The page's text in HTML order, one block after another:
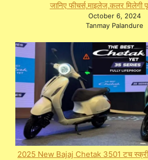
जानिए फीचर्स,माइलेज,कलर मिलेगी
October 6, 2024
Tanmay Palandure
2025 New Bajaj Chetak 3501 टच